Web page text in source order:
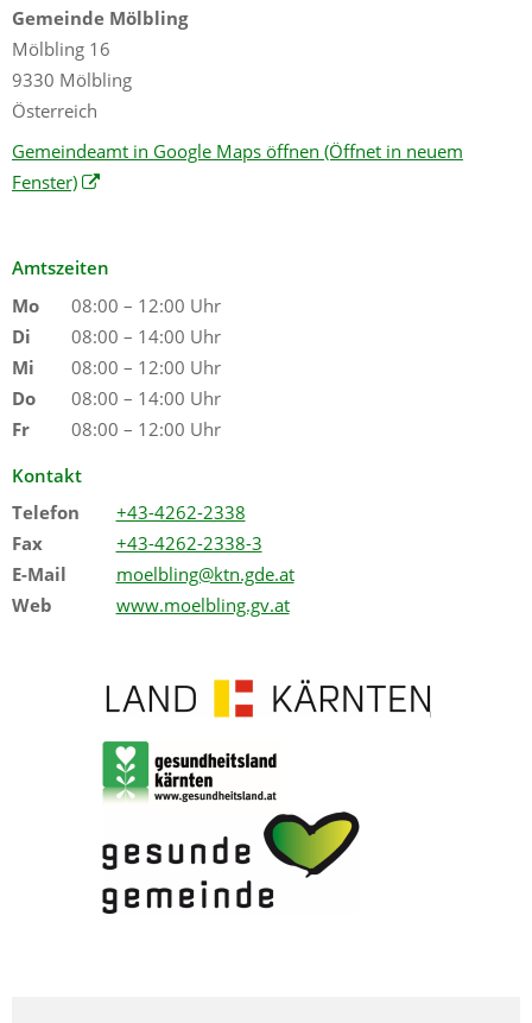
Gemeinde Mölbling
Mölbling 16
9330 Mölbling
Österreich
Gemeindeamt in Google Maps öffnen (Öffnet in neuem
Fenster)
Amtszeiten
Mo
08:00 – 12:00 Uhr
Di
08:00 – 14:00 Uhr
Mi
08:00 – 12:00 Uhr
Do
08:00 – 14:00 Uhr
Fr
08:00 – 12:00 Uhr
Kontakt
Telefon
+43-4262-2338
Fax
+43-4262-2338-3
E-Mail
moelbling@ktn.gde.at
Web
www.moelbling.gv.at